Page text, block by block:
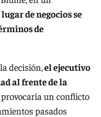
de negocios se
de
decisión,el ejecutivo
al frente de la
un conflicto
pasados